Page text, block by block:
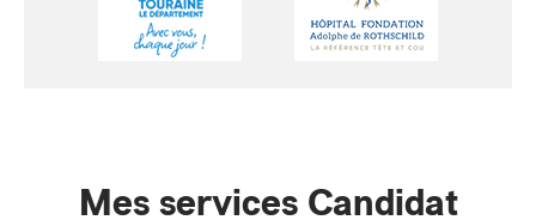
Mes services Candidat